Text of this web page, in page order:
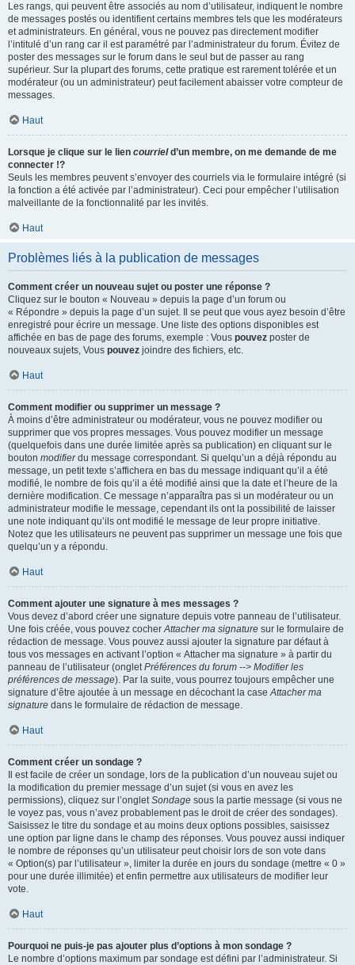
Les rangs, qui peuvent être associés au nom d’utilisateur, indiquent le nombre
de messages postés ou identifient certains membres tels que les modérateurs
et administrateurs. En général, vous ne pouvez pas directement modifier
l’intitulé d’un rang car il est paramétré par l’administrateur du forum. Évitez de
poster des messages sur le forum dans le seul but de passer au rang
supérieur. Sur la plupart des forums, cette pratique est rarement tolérée et un
modérateur (ou un administrateur) peut facilement abaisser votre compteur de
messages.
Haut
Lorsque je clique sur le lien courrield’un membre, on me demande de me
connecter !?
Seuls les membres peuvent s’envoyer des courriels via le formulaire intégré (si
la fonction a été activée par l’administrateur). Ceci pour empêcher l’utilisation
malveillante de la fonctionnalité par les invités.
Haut
Problèmes liés à la publication de messages
Comment créer un nouveau sujet ou poster une réponse ?
Cliquez sur le bouton « Nouveau » depuis la page d’un forum ou
« Répondre » depuis la page d’un sujet. Il se peut que vous ayez besoin d’être
enregistré pour écrire un message. Une liste des options disponibles est
affichée en bas de page des forums, exemple : Vous pouvez poster de
nouveaux sujets, Vous pouvez joindre des fichiers, etc.
Haut
Comment modifier ou supprimer un message ?
À moins d’être administrateur ou modérateur, vous ne pouvez modifier ou
supprimer que vos propres messages. Vous pouvez modifier un message
(quelquefois dans une durée limitée après sa publication) en cliquant sur le
bouton modifierdu message correspondant. Si quelqu’un a déjà répondu au
message, un petit texte s’affichera en bas du message indiquant qu’il a été
modifié, le nombre de fois qu’il a été modifié ainsi que la date et l’heure de la
dernière modification. Ce message n’apparaîtra pas si un modérateur ou un
administrateur modifie le message, cependant ils ont la possibilité de laisser
une note indiquant qu’ils ont modifié le message de leur propre initiative.
Notez que les utilisateurs ne peuvent pas supprimer un message une fois que
quelqu’un y a répondu.
Haut
Comment ajouter une signature à mes messages ?
Vous devez d’abord créer une signature depuis votre panneau de l’utilisateur.
Une fois créée, vous pouvez cocherAttacher ma signature sur le formulaire de
rédaction de message. Vous pouvez aussi ajouter la signature par défaut à
tous vos messages en activant l’option « Attacher ma signature » à partir du
panneau de l’utilisateur (ongletPréférences du forum --> Modifier les
préférences de message). Par la suite, vous pourrez toujours empêcher une
signature d’être ajoutée à un message en décochant la caseAttacher ma
signature dans le formulaire de rédaction de message.
Haut
Comment créer un sondage ?
Il est facile de créer un sondage, lors de la publication d’un nouveau sujet ou
la modification du premier message d’un sujet (si vous en avez les
permissions), cliquez sur l’ongletSondage sous la partie message (si vous ne
le voyez pas, vous n’avez probablement pas le droit de créer des sondages).
Saisissez le titre du sondage et au moins deux options possibles, saisissez
une option par ligne dans le champ des réponses. Vous pouvez aussi indiquer
le nombre de réponses qu’un utilisateur peut choisir lors de son vote dans
« Option(s) par l’utilisateur », limiter la durée en jours du sondage (mettre « 0 »
pour une durée illimitée) et enfin permettre aux utilisateurs de modifier leur
vote.
Haut
Pourquoi ne puis-je pas ajouter plus d’options à mon sondage ?
Le nombre d’options maximum par sondage est défini par l’administrateur. Si